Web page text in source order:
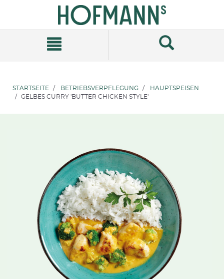
Navigationsmenü
STARTSEITE BETRIEBSVERPFLEGUNG
HAUPTSPEISEN
GELBES CURRY 'BUTTER CHICKEN STYLE'